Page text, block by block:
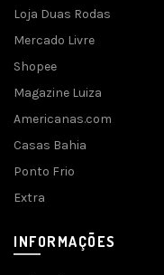
Loja Duas Rodas
Mercado Livre
Shopee
Magazine Luiza
Americanas.com
Casas Bahia
Ponto Frio
Extra
INFORMAÇÕES